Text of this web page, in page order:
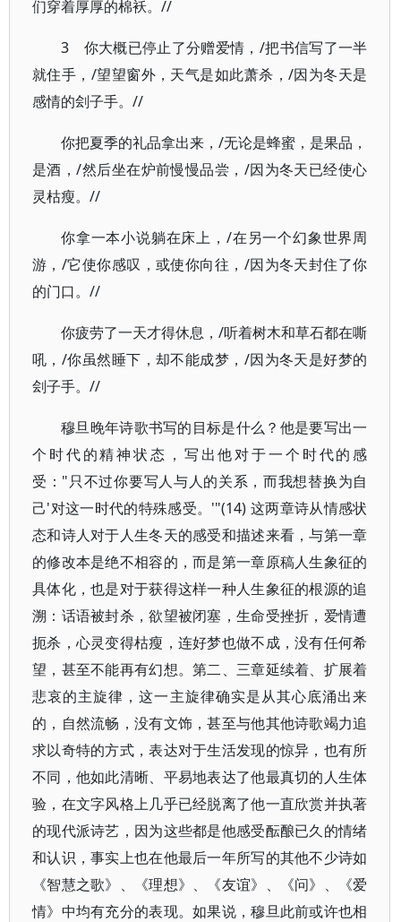
们穿着厚厚的棉袄。//
3 你大概已停止了分赠爱情，/把书信写了一半
就住手，/望望窗外，天气是如此萧杀，/因为冬天是
感情的刽子手。//
你把夏季的礼品拿出来，/无论是蜂蜜，是果品，
是酒，/然后坐在炉前慢慢品尝，/因为冬天已经使心
灵枯瘦。//
你拿一本小说躺在床上，/在另一个幻象世界周
游，/它使你感叹，或使你向往，/因为冬天封住了你
的门口。//
你疲劳了一天才得休息，/听着树木和草石都在嘶
吼，/你虽然睡下，却不能成梦，/因为冬天是好梦的
刽子手。//
穆旦晚年诗歌书写的目标是什么？他是要写出一
个时代的精神状态，写出他对于一个时代的感
受："只不过你要写人与人的关系，而我想替换为自
己'对这一时代的特殊感受。'"(14) 这两章诗从情感状
态和诗人对于人生冬天的感受和描述来看，与第一章
的修改本是绝不相容的，而是第一章原稿人生象征的
具体化，也是对于获得这样一种人生象征的根源的追
溯：话语被封杀，欲望被闭塞，生命受挫折，爱情遭
扼杀，心灵变得枯瘦，连好梦也做不成，没有任何希
望，甚至不能再有幻想。第二、三章延续着、扩展着
悲哀的主旋律，这一主旋律确实是从其心底涌出来
的，自然流畅，没有文饰，甚至与他其他诗歌竭力追
求以奇特的方式，表达对于生活发现的惊异，也有所
不同，他如此清晰、平易地表达了他最真切的人生体
验，在文字风格上几乎已经脱离了他一直欣赏并执著
的现代派诗艺，因为这些都是他感受酝酿已久的情绪
和认识，事实上也在他最后一年所写的其他不少诗如
《智慧之歌》、《理想》、《友谊》、《问》、《爱
情》中均有充分的表现。如果说，穆旦此前或许也相